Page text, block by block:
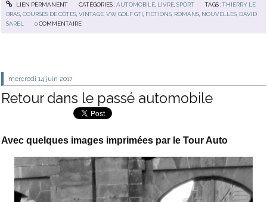
LIEN PERMANENT CATÉGORIES :AUTOMOBILE, LIVRE, SPORT TAGS :THIERRY LE
BRAS ,COURSES DE CÔTES ,VINTAGE ,VW,GOLF GTI FICTIONS ROMANS NOUVELLES DAVID
SAREL
0 COMMENTAIRE
mercredi 14 juin 2017
Retour dans le passé automobile
Avec quelques images imprimées par le Tour Auto